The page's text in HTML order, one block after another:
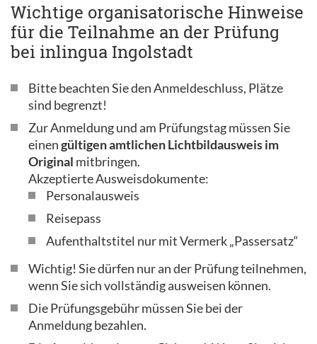
Wichtige organisatorische Hinweise
für die Teilnahme an der Prüfung
bei inlingua Ingolstadt
Bitte beachten Sie den Anmeldeschluss, Plätze
sind begrenzt!
Zur Anmeldung und am Prüfungstag müssen Sie
einengültigen amtlichen Lichtbildausweis im
Original mitbringen.
Akzeptierte Ausweisdokumente:
Personalausweis
Reisepass
Aufenthaltstitel nur mit Vermerk „Passersatz“
Wichtig! Sie dürfen nur an der Prüfung teilnehmen,
wenn Sie sich vollständig ausweisen können.
Die Prüfungsgebühr müssen Sie bei der
Anmeldung bezahlen.